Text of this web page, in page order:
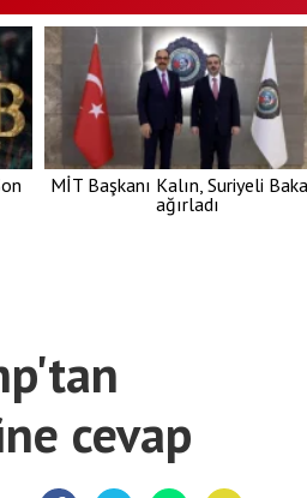
MİT Başkanı Kalın, Suriyeli
ağırladı
cevap